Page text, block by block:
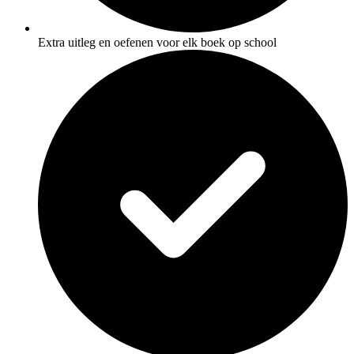
Extra uitleg en oefenen voor elk boek op school